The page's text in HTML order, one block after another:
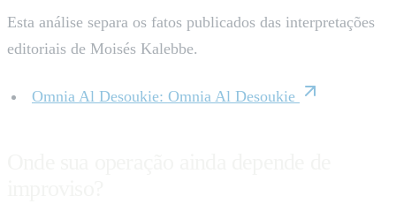
Esta análise separa os fatos publicados das interpretações
editoriais de Moisés Kalebbe.
Omnia Al Desoukie: Omnia Al Desoukie